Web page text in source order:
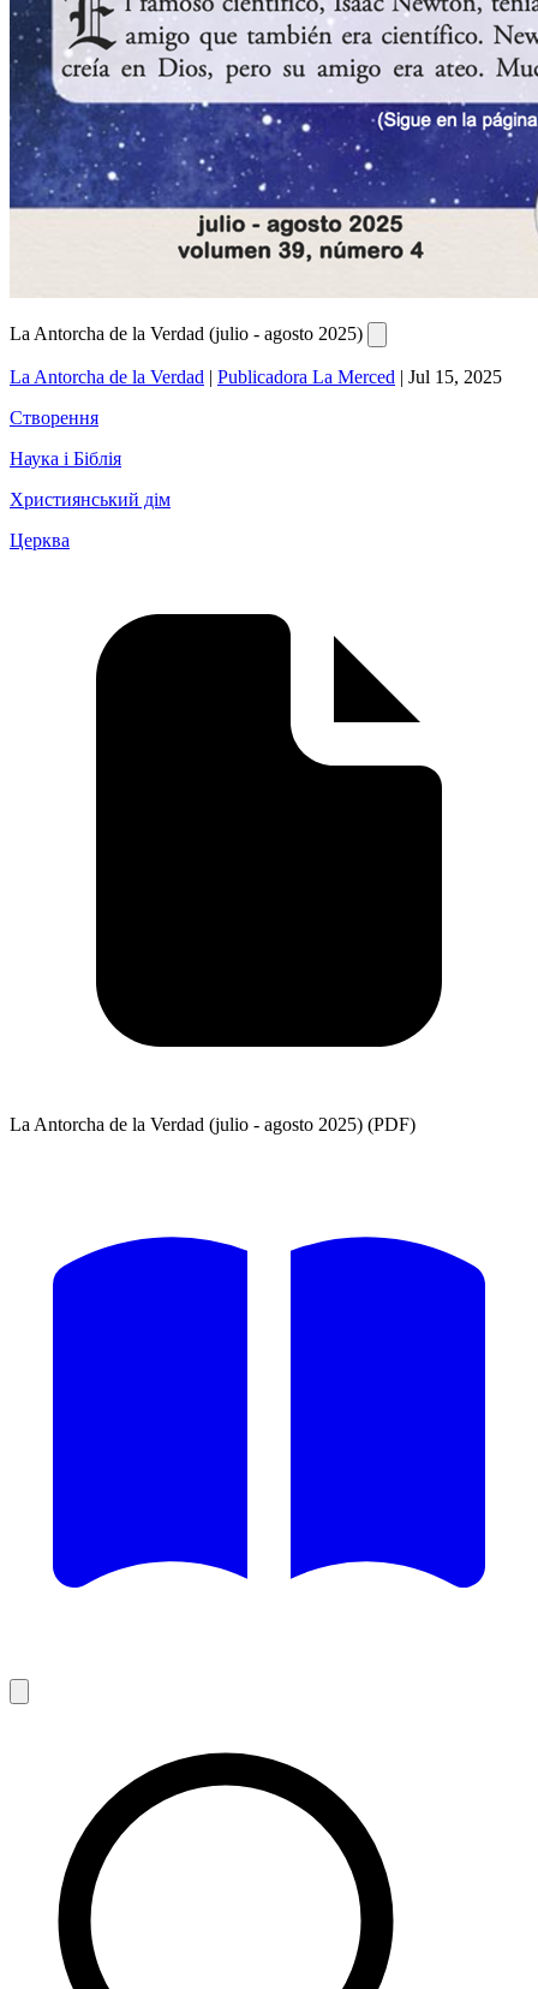
La Antorcha de la Verdad (julio - agosto 2025)
La Antorcha de la Verdad | Publicadora La Merced | Jul 15, 2025
Створення
Наука і Біблія
Християнський дім
Церква
La Antorcha de la Verdad (julio - agosto 2025) (PDF)